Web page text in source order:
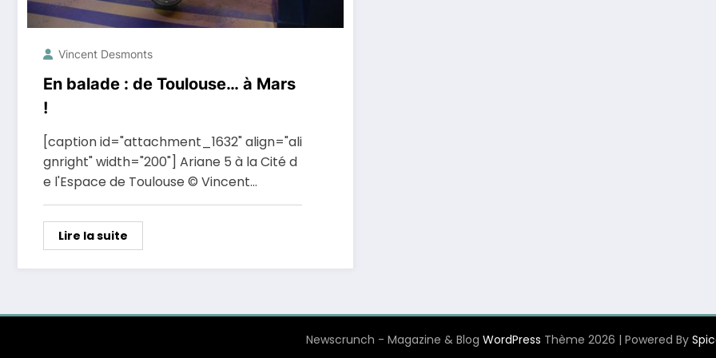
Vincent Desmonts
En balade : de Toulouse… à Mars
!
[caption id="attachment_1632" align="ali
gnright" width="200"] Ariane 5 à la Cité d
e l'Espace de Toulouse © Vincent…
Lire la suite
Newscrunch - Magazine & Blog WordPress Thème 2026 | Powered By